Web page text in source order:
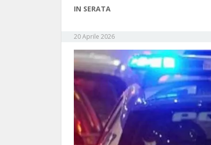
IN SERATA
20 Aprile 2026